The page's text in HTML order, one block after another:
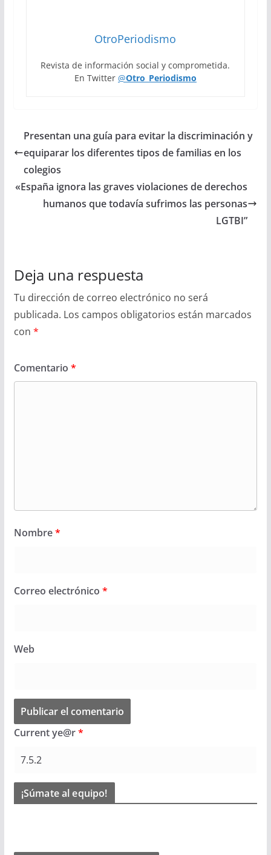
OtroPeriodismo
Revista de información social y comprometida.
En Twitter @Otro_Periodismo
Presentan una guía para evitar la discriminación y
equiparar los diferentes tipos de familias en los
colegios
«España ignora las graves violaciones de derechos
humanos que todavía sufrimos las personas
LGTBI”
Deja una respuesta
Tu dirección de correo electrónico no será
publicada. Los campos obligatorios están marcados
con *
Comentario *
Nombre*
Correo electrónico *
Web
Current ye@r*
¡Súmate al equipo!